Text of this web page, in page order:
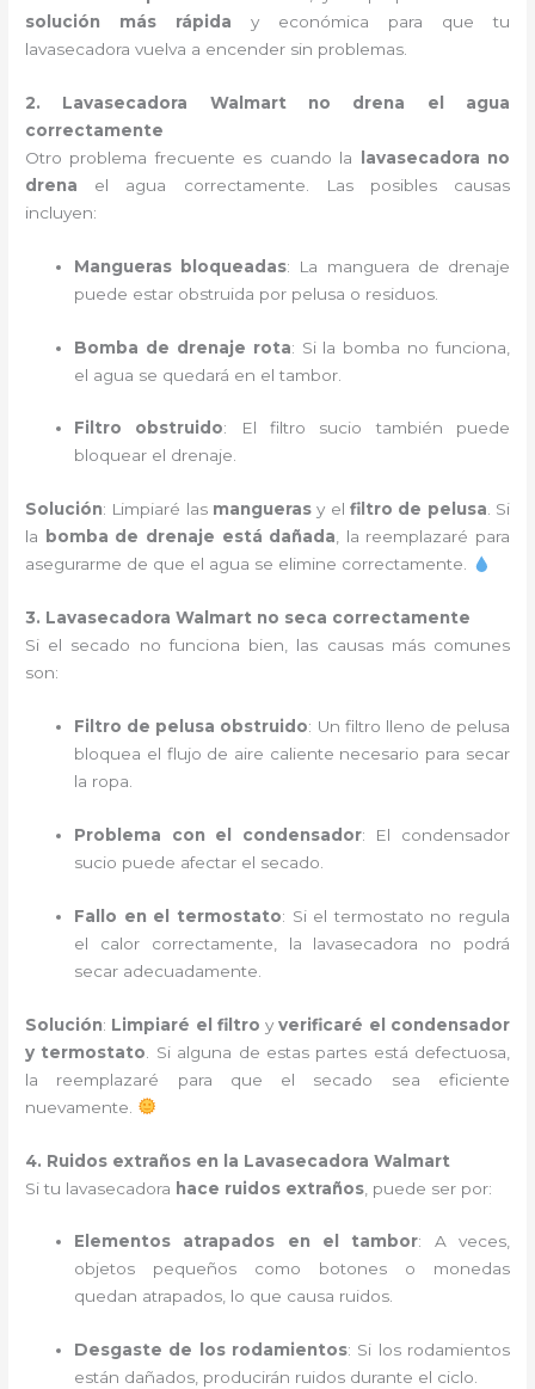
solución más rápida y económica para que tu
lavasecadora vuelva a encender sin problemas.
2. Lavasecadora Walmart no drena el agua
correctamente
Otro problema frecuente es cuando la
lavasecadora no
drena el agua correctamente. Las posibles causas
incluyen:
Mangueras bloqueadas: La manguera de drenaje
puede estar obstruida por pelusa o residuos.
Bomba de drenaje rota: Si la bomba no funciona,
el agua se quedará en el tambor.
Filtro obstruido: El filtro sucio también puede
bloquear el drenaje.
Solución: Limpiaré las mangueras y el filtro de pelusa. Si
la
bomba de drenaje está dañada, la reemplazaré para
asegurarme de que el agua se elimine correctamente.
3. Lavasecadora Walmart no seca correctamente
Si el secado no funciona bien, las causas más comunes
son:
Filtro de pelusa obstruido: Un filtro lleno de pelusa
bloquea el flujo de aire caliente necesario para secar
la ropa.
Problema con el condensador: El condensador
sucio puede afectar el secado.
Fallo en el termostato: Si el termostato no regula
el calor correctamente, la lavasecadora no podrá
secar adecuadamente.
Solución: Limpiaré el filtro yverificaré el condensador
y termostato . Si alguna de estas partes está defectuosa,
la reemplazaré para que el secado sea eficiente
nuevamente.
4. Ruidos extraños en la Lavasecadora Walmart
Si tu lavasecadora hace ruidos extraños , puede ser por:
Elementos atrapados en el tambor: A veces,
objetos pequeños como botones o monedas
quedan atrapados, lo que causa ruidos.
Desgaste de los rodamientos: Si los rodamientos
están dañados, producirán ruidos durante el ciclo.